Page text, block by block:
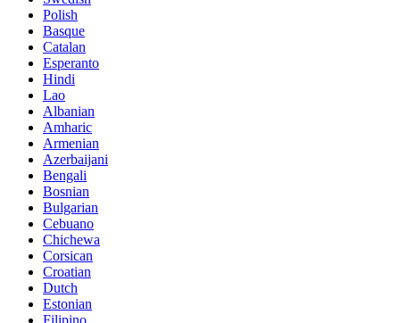
Polish
Basque
Catalan
Esperanto
Hindi
Lao
Albanian
Amharic
Armenian
Azerbaijani
Bengali
Bosnian
Bulgarian
Cebuano
Chichewa
Corsican
Croatian
Dutch
Estonian
Filipino